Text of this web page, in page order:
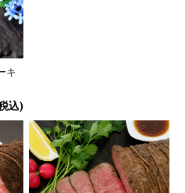
キ
込)